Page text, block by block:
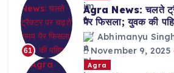
61
Agra News: चलते
पैर फिसला; युवक की
Abhimanyu
November 9, 2025
Agra